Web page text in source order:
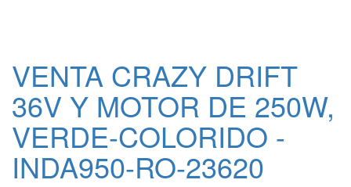
VENTA CRAZY DRIFT
36V Y MOTOR DE 250W,
VERDE-COLORIDO -
INDA950-RO-23620